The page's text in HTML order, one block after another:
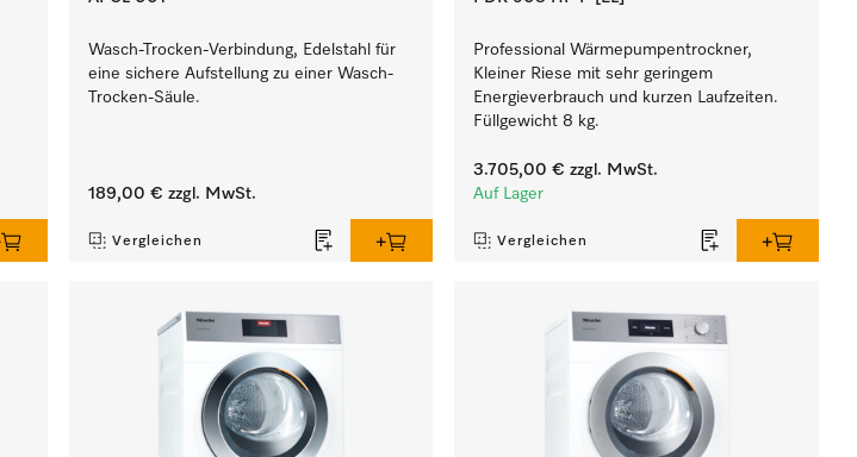
Wasch-Trocken-Verbindung, Edelstahl für
eine sichere Aufstellung zu einer Wasch-
Trocken-Säule.
189,00 € zzgl. MwSt.
Vergleichen
Professional Wärmepumpentrockner,
Kleiner Riese mit sehr geringem
Energieverbrauch und kurzen Laufzeiten.
Füllgewicht 8 kg.
3.705,00 € zzgl. MwSt.
Auf Lager
Vergleichen